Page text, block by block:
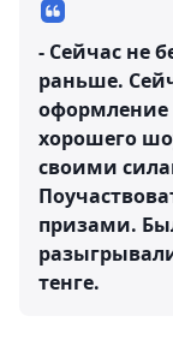
- Сейчас не
раньше.
оформление
хорошего
своими
призами.
тенге.